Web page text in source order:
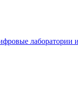
лаборатории